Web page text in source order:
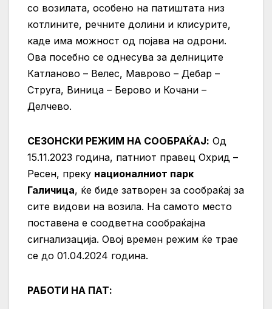
со возилата, особено на патиштата низ
котлините, речните долини и клисурите,
каде има можност од појава на одрони.
Ова посебно се однесува за делниците
Катланово – Велес, Маврово – Дебар –
Струга, Виница – Берово и Кочани –
Делчево.
СЕЗОНСКИ РЕЖИМ НА СООБРАЌАЈ: Од
15.11.2023 година, патниот правец Охрид –
Ресен, преку националниот парк
Галичица, ќе биде затворен за сообраќај за
сите видови на возила. На самото место
поставена е соодветна сообраќајна
сигнализација. Овој времен режим ќе трае
се до 01.04.2024 година.
РАБОТИ НА ПАТ: